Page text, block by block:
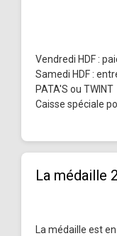
Vendredi HDF :
Samedi HDF :
PATA'S ou TWINT
Caisse spéciale
La médaille
La médaille est